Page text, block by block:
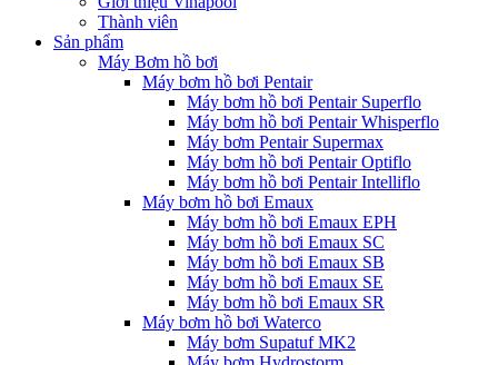
Thành viên
Sản phẩm
Máy Bơm hồ bơi
Máy bơm hồ bơi Pentair
Máy bơm hồ bơi Pentair Superflo
Máy bơm hồ bơi Pentair Whisperflo
Máy bơm Pentair Supermax
Máy bơm hồ bơi Pentair Optiflo
Máy bơm hồ bơi Pentair Intelliflo
Máy bơm hồ bơi Emaux
Máy bơm hồ bơi Emaux EPH
Máy bơm hồ bơi Emaux SC
Máy bơm hồ bơi Emaux SB
Máy bơm hồ bơi Emaux SE
Máy bơm hồ bơi Emaux SR
Máy bơm hồ bơi Waterco
Máy bơm Supatuf MK2